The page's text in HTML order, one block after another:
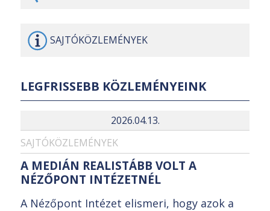
SAJTÓKÖZLEMÉNYEK
LEGFRISSEBB KÖZLEMÉNYEINK
2026.04.13.
SAJTÓKÖZLEMÉNYEK
A MEDIÁN REALISTÁBB VOLT A
NÉZŐPONT INTÉZETNÉL
A Nézőpont Intézet elismeri, hogy azok a